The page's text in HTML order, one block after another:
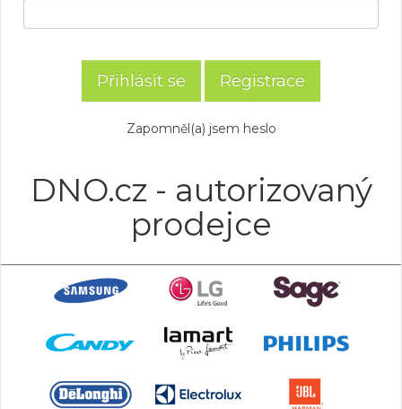
Registrace
Zapomněl(a) jsem heslo
DNO.cz - autorizovaný
prodejce